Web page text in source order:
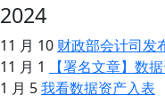
2024
11 月 10 财政部会计司发
11 月 1
【署名文章】数
1 月 5我看数据资产入表